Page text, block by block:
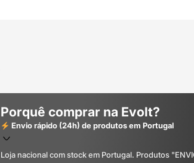
Porquê comprar na Evolt?
Envio rápido (24h) de produtos em Portugal
Loja nacional com stock em Portugal. Produtos